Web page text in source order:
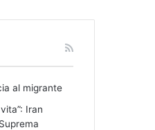
al migrante
Iran